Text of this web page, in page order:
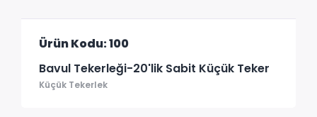
Ürün Kodu: 100
Bavul Tekerleği-20'lik Sabit Küçük Teker
Küçük Tekerlek